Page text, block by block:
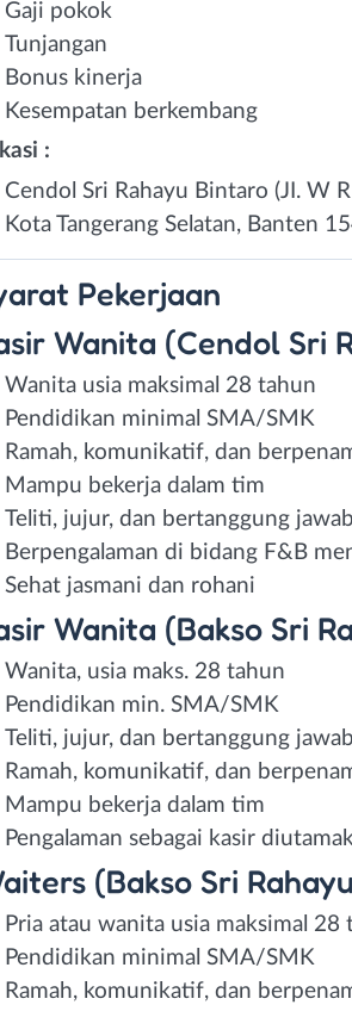
Gaji pokok
Tunjangan
Bonus kinerja
Kesempatan berkembang
:
Cendol Sri Rahayu Bintaro (JI. W
Kota Tangerang Selatan, Banten
Pekerjaan
Wanita (Cendol Sri
Wanita usia maksimal 28 tahun
Pendidikan minimal SMA/SMK
Ramah, komunikatif, dan
Mampu bekerja dalam tim
Teliti, jujur, dan bertanggung jawab
Berpengalaman di bidang F&B
Sehat jasmani dan rohani
Wanita (Bakso Sri
Wanita, usia maks. 28 tahun
Pendidikan min. SMA/SMK
Teliti, jujur, dan bertanggung jawab
Ramah, komunikatif, dan
Mampu bekerja dalam tim
Pengalaman sebagai kasir
(Bakso Sri
Pria atau wanita usia maksimal 28
Pendidikan minimal SMA/SMK
Ramah, komunikatif, dan